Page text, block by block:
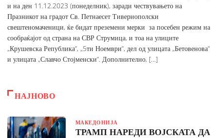
и на ден 11.12.2023 (понеделник), заради чествувањето на
Празникот на градот Св. Петнаесет Тивериополски
свештеномаченици, ќе бидат преземени мерки за посебен режим на
сообраќајот од страна на СВР Струмица, и тоа на улиците
„Крушевска Република“, „5ти Ноември“, дел од улицата „Бетовенова“
и улицата „Славчо Стојменски“. Дополнително, […]
НАЈНОВО
МАКЕДОНИЈА
ТРАМП НАРЕДИ ВОЈСКАТА ДА